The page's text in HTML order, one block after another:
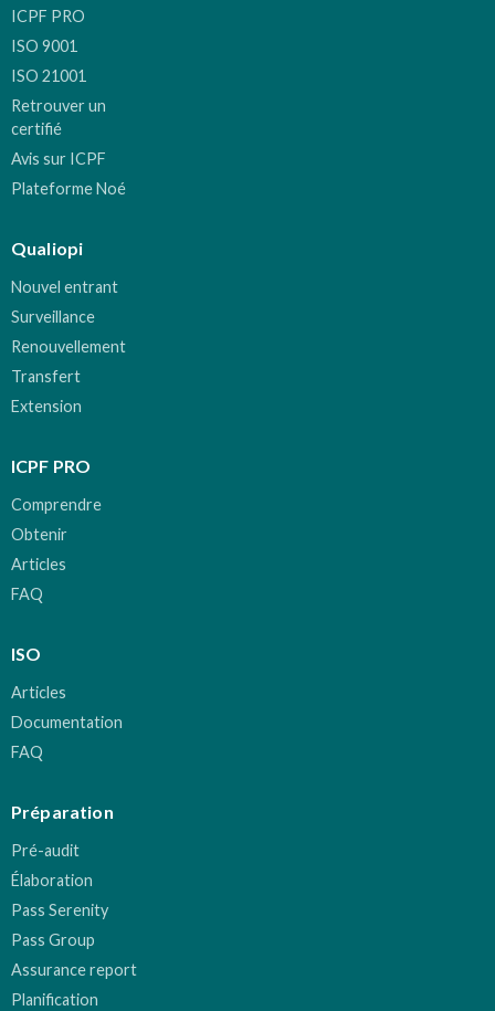
ICPF PRO
ISO 9001
ISO 21001
Retrouver un
certifié
Avis sur ICPF
Plateforme Noé
Qualiopi
Nouvel entrant
Surveillance
Renouvellement
Transfert
Extension
ICPF PRO
Comprendre
Obtenir
Articles
FAQ
ISO
Articles
Documentation
FAQ
Préparation
Pré-audit
Élaboration
Pass Serenity
Pass Group
Assurance report
Planification